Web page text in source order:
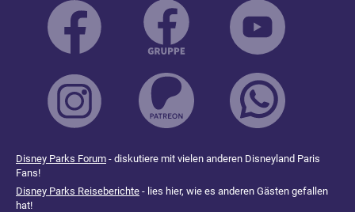
Disney Parks Forum - diskutiere mit vielen anderen Disneyland Paris
Fans!
Disney Parks Reiseberichte - lies hier, wie es anderen Gästen gefallen
hat!